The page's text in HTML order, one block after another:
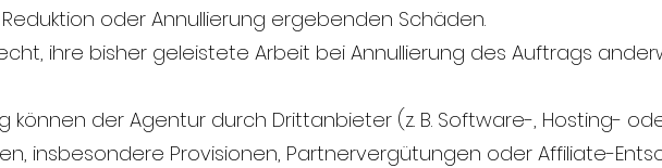
oder Annullierung ergebenden Schäden.
ihre bisher geleistete Arbeit bei Annullierung des Auftrags
können der Agentur durch Drittanbieter (z. B. Software-, Hosting-
insbesondere Provisionen, Partnervergütungen oder Affiliate-